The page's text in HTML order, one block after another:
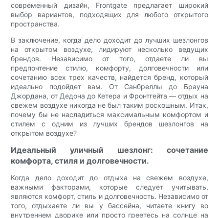
современный дизайн, Frontgate предлагает широкий
выбор вариантов, подходящих для любого открытого
пространства.
В заключение, когда дело доходит до лучших шезлонгов
на открытом воздухе, лидируют несколько ведущих
брендов. Независимо от того, отдаете ли вы
предпочтение стилю, комфорту, долговечности или
сочетанию всех трех качеств, найдется бренд, который
идеально подойдет вам. От Санбреллы до Брауна
Джордана, от Дедона до Кетера и Фронтгейта — отдых на
свежем воздухе никогда не был таким роскошным. Итак,
почему бы не насладиться максимальным комфортом и
стилем с одним из лучших брендов шезлонгов на
открытом воздухе?
Идеальный уличный шезлонг: сочетание
комфорта, стиля и долговечности.
Когда дело доходит до отдыха на свежем воздухе,
важными факторами, которые следует учитывать,
являются комфорт, стиль и долговечность. Независимо от
того, отдыхаете ли вы у бассейна, читаете книгу во
внутреннем дворике или просто греетесь на солнце на